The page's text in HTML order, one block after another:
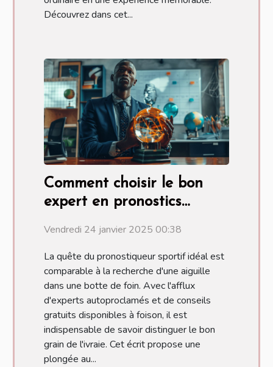
Découvrez dans cet...
Comment choisir le bon
expert en pronostics
Vendredi 24 janvier 2025 00:38
La quête du pronostiqueur sportif idéal est
comparable à la recherche d'une aiguille
dans une botte de foin. Avec l'afflux
d'experts autoproclamés et de conseils
gratuits disponibles à foison, il est
indispensable de savoir distinguer le bon
grain de l'ivraie. Cet écrit propose une
plongée au...